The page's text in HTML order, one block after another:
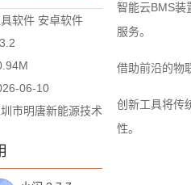
软件 安卓软件
06-10
市明唐新能源技术
智能云BMS装
服务。
借助前沿的物
创新工具将传
性。